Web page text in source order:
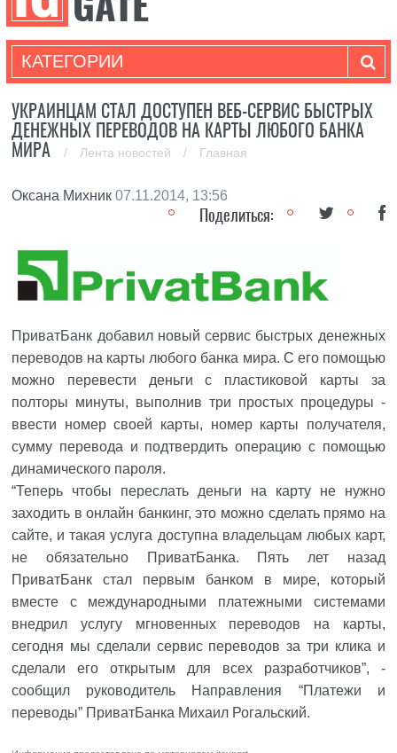
КАТЕГОРИИ
УКРАИНЦАМ СТАЛ ДОСТУПЕН ВЕБ-СЕРВИС БЫСТРЫХ
ДЕНЕЖНЫХ ПЕРЕВОДОВ НА КАРТЫ ЛЮБОГО БАНКА
МИРА
/ Лента новостей / Главная
Оксана Михник 07.11.2014, 13:56
Поделиться:
ПриватБанк добавил новый сервис быстрых денежных
переводов на карты любого банка мира. С его помощью
можно перевести деньги с пластиковой карты за
полторы минуты, выполнив три простых процедуры -
ввести номер своей карты, номер карты получателя,
сумму перевода и подтвердить операцию с помощью
динамического пароля.
“Теперь чтобы переслать деньги на карту не нужно
заходить в онлайн банкинг, это можно сделать прямо на
сайте, и такая услуга доступна владельцам любых карт,
не обязательно ПриватБанка. Пять лет назад
ПриватБанк стал первым банком в мире, который
вместе с международными платежными системами
внедрил услугу мгновенных переводов на карты,
сегодня мы сделали сервис переводов за три клика и
сделали его открытым для всех разработчиков”, -
сообщил руководитель Направления “Платежи и
переводы” ПриватБанка Михаил Рогальский.